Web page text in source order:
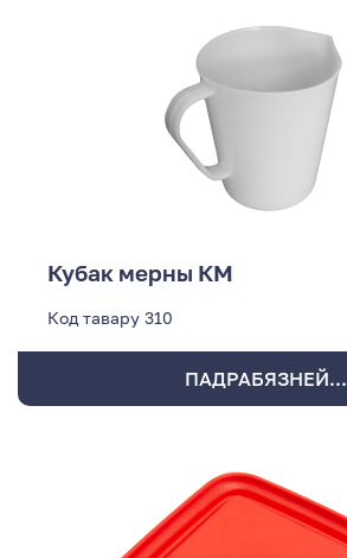
Кубак мерны КМ
Код тавару 310
ПАДРАБЯЗНЕЙ...